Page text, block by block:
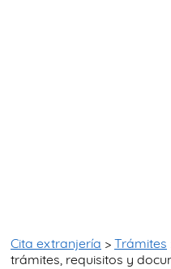
Cita extranjería > Trámites
trámites, requisitos y